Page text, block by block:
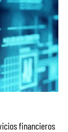
financieros